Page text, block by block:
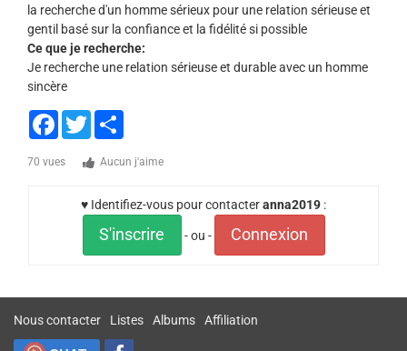
la recherche d'un homme sérieux pour une relation sérieuse et
gentil basé sur la confiance et la fidélité si possible
Ce que je recherche:
Je recherche une relation sérieuse et durable avec un homme
sincère
Facebook
Twitter
70 vues Aucun j'aime
♥ Identifiez-vous pour contacteranna2019 :
S'inscrire - ou - Connexion
Nous contacter Listes Albums Affiliation